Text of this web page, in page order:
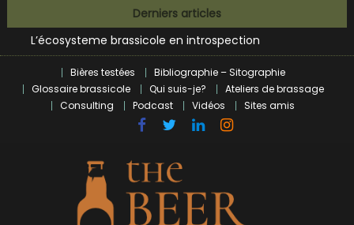
to
content
Derniers articles
L’écosysteme brassicole en introspection
Zoumaï : pionnier de la révolution craft à Marseille
L’intelligence artificielle dans le milieu brassicole
BrewDog racheté par Tilray pour une bouchée de pain ?
Bières et célébrités
Bières testées
Bibliographie – Sitographie
Glossaire brassicole
Qui suis-je?
Ateliers de brassage
Consulting
Podcast Vidéos Sites amis